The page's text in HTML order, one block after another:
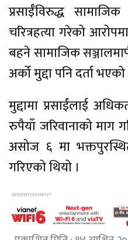
प्रसाईँविरुद्ध
चरित्रहत्या गरेको
बहने सामाजिक
अर्को मुद्दा पनि दर्ता
मुद्दामा प्रसाईंलाई
रुपैयाँजरिवानाको माग
असोज ६ मा
गरिएको थियो ।